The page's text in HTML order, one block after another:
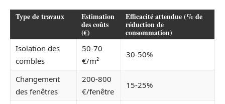
Type de travaux Estimation
des coûts
(€)
Efficacité attendue (% de
réduction de
consommation)
Isolation des
combles
50-70
€/m²
30-50%
Changement
des fenêtres
200-800
€/fenêtre
15-25%